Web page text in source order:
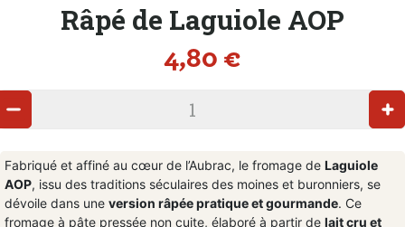
Râpé de Laguiole AOP
4,80 €
Fabriqué et affiné au cœur de l’Aubrac, le fromage de Laguiole
AOP, issu des traditions séculaires des moines et buronniers, se
dévoile dans une version râpée pratique et gourmande. Ce
fromage à pâte pressée non cuite, élaboré à partir de lait cru et